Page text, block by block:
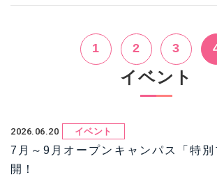
1 2 3
イベント
2026.06.20 イベント
7月～9月オープンキャンパス「特
開！